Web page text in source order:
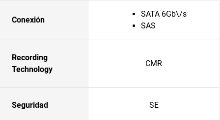
Conexión
SATA 6Gb\/s
SAS
Recording
Technology
CMR
Seguridad SE